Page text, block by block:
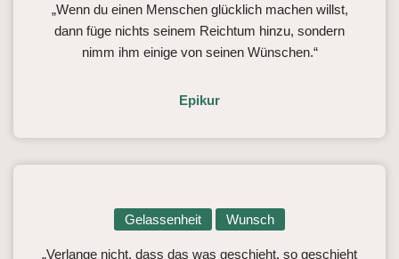
„Wenn du einen Menschen glücklich machen willst,
dann füge nichts seinem Reichtum hinzu, sondern
nimm ihm einige von seinen Wünschen.“
Epikur
Gelassenheit Wunsch
„Verlange nicht, dass das was geschieht, so geschieht